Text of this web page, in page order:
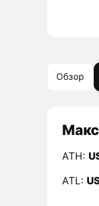
Обзор
ATH:
ATL: